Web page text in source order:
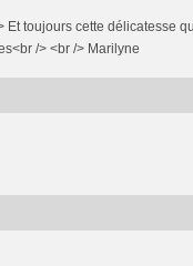
Et toujours cette délicatesse
/> <br /> Marilyne